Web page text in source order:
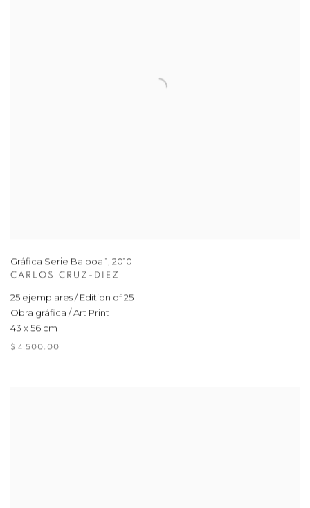
Gráfica Serie Balboa 1, 2010
CARLOS CRUZ-DIEZ
25 ejemplares / Edition of 25
Obra gráfica / Art Print
43 x 56 cm
$ 4,500.00